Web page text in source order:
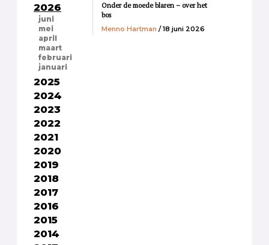
2026
juni
mei
april
maart
februari
januari
2025
2024
2023
2022
2021
2020
2019
2018
2017
2016
2015
2014
Onder de moede blaren – over het
bos
Menno Hartman / 18 juni 2026